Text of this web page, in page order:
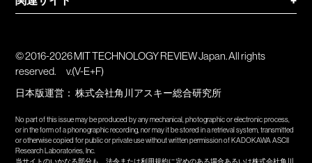
© 2016-2026 MIT TECHNOLOGY REVIEW Japan. All rights
reserved.
v.(V-E+F)
日本版運営：株式会社角川アスキー総合研究所
No part of this issue may be produced by any mechanical, photographic or electronic process,
or in the form of a phonographic recording, nor may it be stored in a retrieval system, transmitted
or otherwise copied for public or private use without written permission of KADOKAWA ASCII
Research Laboratories, Inc.
当サイトのいかなる部分も、法令または利用規約に定めのある場合あるいは株式会社角川